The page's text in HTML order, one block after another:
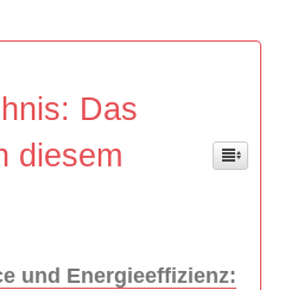
Das
diesem
und Energieeffizienz: